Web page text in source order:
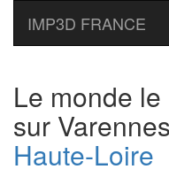
IMP3D FRANCE
Le monde
sur
Haute-Loire